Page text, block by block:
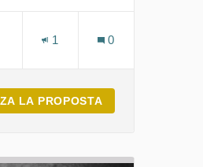
1 0
LA PROPOSTA